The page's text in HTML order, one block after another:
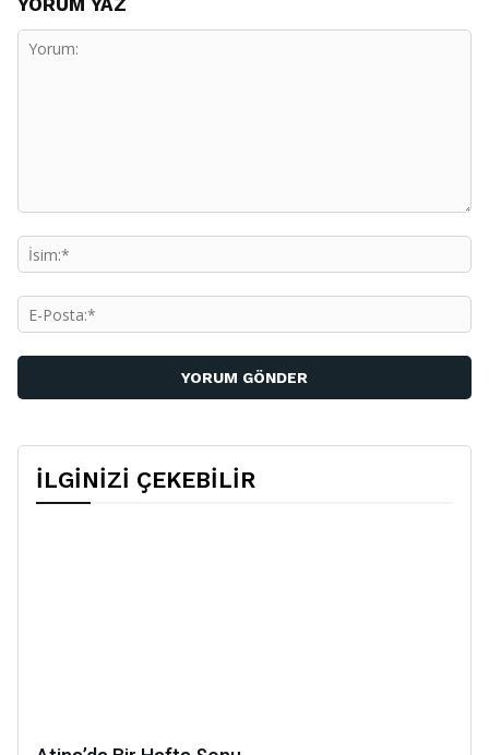
YORUM YAZ
İLGİNİZİ ÇEKEBİLİR